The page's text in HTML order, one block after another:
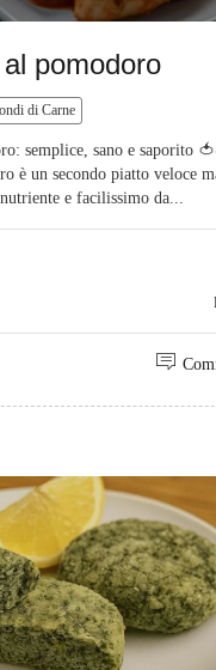
pomodoro
di Carne
semplice, sano e saporito
è un secondo piatto veloce
e facilissimo da...